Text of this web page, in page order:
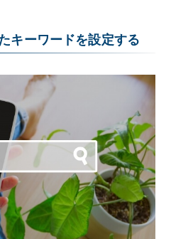
キーワードを設定する